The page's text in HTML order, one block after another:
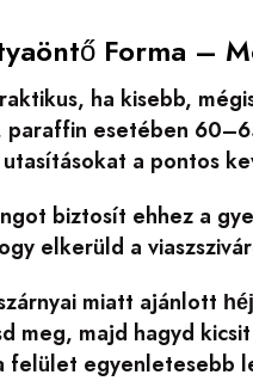
Forma –
ha kisebb,
esetében
a pontos
biztosít ehhez a
elkerüld a
miatt ajánlott
meg, majd hagyd
felület egyenletesebb